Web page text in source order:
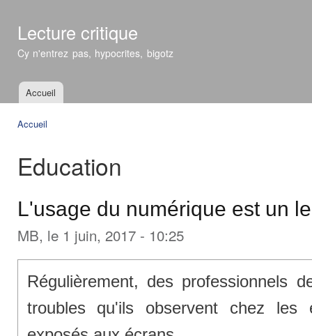
Lecture critique
Cy n'entrez pas, hypocrites, bigotz
Menu principal
Accueil
Accueil
Education
L'usage du numérique est un
MB, le 1 juin, 2017 - 10:25
Régulièrement, des professionnels
troubles qu'ils observent chez les